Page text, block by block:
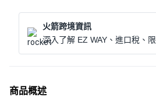
火箭跨境資訊
深入了解 EZ WAY、進口稅、限
商品概述